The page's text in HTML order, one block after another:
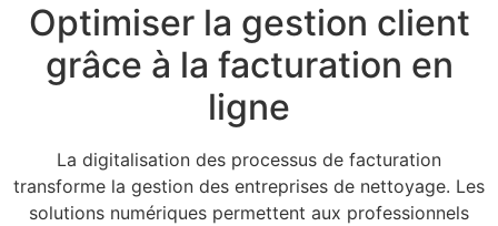
Optimiser la gestion client
grâce à la facturation en
ligne
La digitalisation des processus de facturation
transforme la gestion des entreprises de nettoyage. Les
solutions numériques permettent aux professionnels